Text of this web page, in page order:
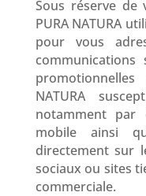
Sous réserve de
PURA NATURA
pour vous
NATURA
notamment par
mobile ainsi
directement sur
sociaux ou sites
commerciale.